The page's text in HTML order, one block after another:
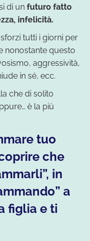
di un futuro fatto
infelicità.
tutti i giorni per
nonostante questo
aggressività,
in sé, ecc.
che di solito
è la più
tuo
che
in
a
figlia e ti